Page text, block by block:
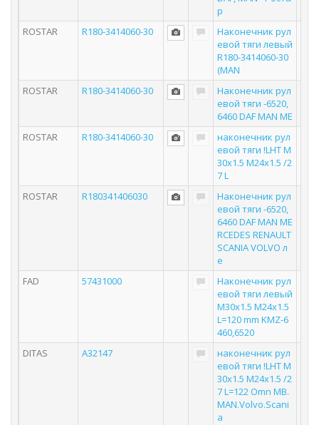
р
ROSTAR
R180-3414060-30
Наконечник рул
евой тяги левый
R180-3414060-30
(MAN
ROSTAR
R180-3414060-30
Наконечник рул
евой тяги -6520,
6460 DAF MAN ME
ROSTAR
R180-3414060-30
наконечник рул
евой тяги !LHT M
30x1.5 M24x1.5 /2
7 L
ROSTAR
R180341406030
Наконечник рул
евой тяги -6520,
6460 DAF MAN ME
RCEDES RENAULT
SCANIA VOLVO л
е
FAD
57431000
Наконечник рул
евой тяги левый
M30x1.5 M24x1.5
L=120 mm KMZ-6
460,6520
DITAS
A32147
наконечник рул
евой тяги !LHT M
30x1.5 M24x1.5 /2
7 L=122 Omn MB.
MAN.Volvo.Scani
a